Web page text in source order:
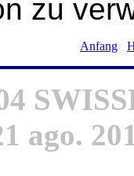
zu
Anfang
ago.